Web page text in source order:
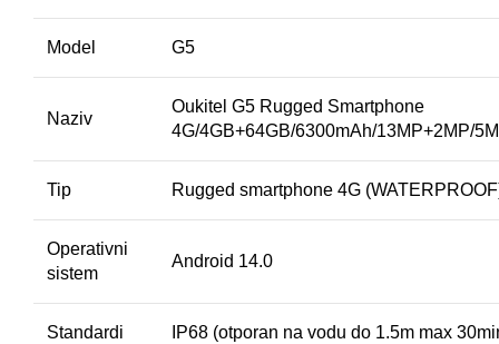
Model G5
Naziv
Oukitel G5 Rugged Smartphone
4G/4GB+64GB/6300mAh/13MP+2MP/
Tip Rugged smartphone 4G
Operativni
sistem
Android 14.0
Standardi IP68 (otporan na vodu do 1.5m max